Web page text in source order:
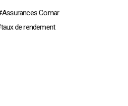
Assurances Comar
taux de rendement